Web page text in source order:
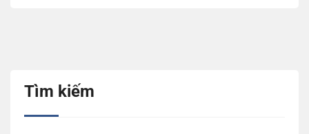
Tìm kiếm